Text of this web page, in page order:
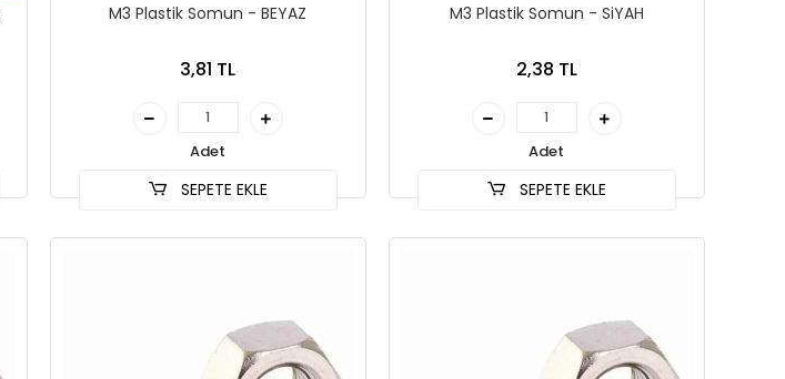
M3 Plastik Somun - BEYAZ
3,81 TL
Adet
SEPETE EKLE
M3 Plastik Somun - SiYAH
2,38 TL
Adet
SEPETE EKLE